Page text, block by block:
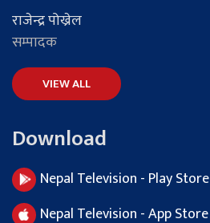
राजेन्द्र पोख्रेल
सम्पादक
VIEW ALL
Download
Nepal Television - Play Store
Nepal Television - App Store